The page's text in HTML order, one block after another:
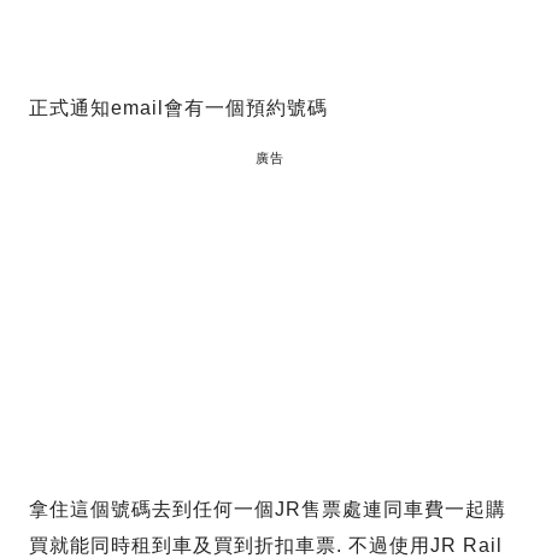
正式通知email會有一個預約號碼
廣告
拿住這個號碼去到任何一個JR售票處連同車費一起購
買就能同時租到車及買到折扣車票. 不過使用JR Rail